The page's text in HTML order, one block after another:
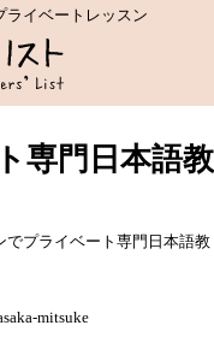
ライベートレッスン
専門日本語教
プライベート専門日本語教
mitsuke